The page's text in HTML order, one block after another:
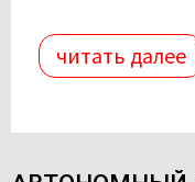
читать далее